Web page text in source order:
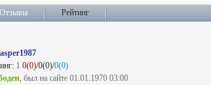
Отзывы Рейтинг
1 0(0)/0(0)/0(0)
, был на сайте 01.01.1970 03:00